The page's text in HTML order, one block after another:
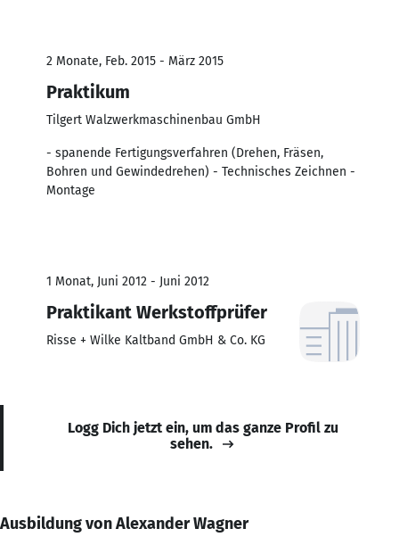
2 Monate, Feb. 2015 - März 2015
Praktikum
Tilgert Walzwerkmaschinenbau GmbH
- spanende Fertigungsverfahren (Drehen, Fräsen,
Bohren und Gewindedrehen) - Technisches Zeichnen -
Montage
1 Monat, Juni 2012 - Juni 2012
Praktikant Werkstoffprüfer
Risse + Wilke Kaltband GmbH & Co. KG
Logg Dich jetzt ein, um das ganze Profil zu
sehen.
Ausbildung von Alexander Wagner